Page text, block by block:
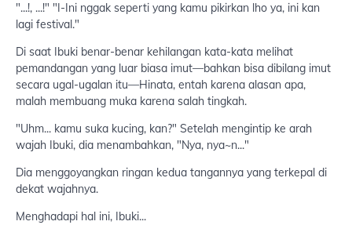
"...!, ...!" "I-Ini nggak seperti yang kamu pikirkan lho ya, ini kan
lagi festival."
Di saat Ibuki benar-benar kehilangan kata-kata melihat
pemandangan yang luar biasa imut—bahkan bisa dibilang imut
secara ugal-ugalan itu—Hinata, entah karena alasan apa,
malah membuang muka karena salah tingkah.
"Uhm... kamu suka kucing, kan?" Setelah mengintip ke arah
wajah Ibuki, dia menambahkan, "Nya, nya~n..."
Dia menggoyangkan ringan kedua tangannya yang terkepal di
dekat wajahnya.
Menghadapi hal ini, Ibuki...